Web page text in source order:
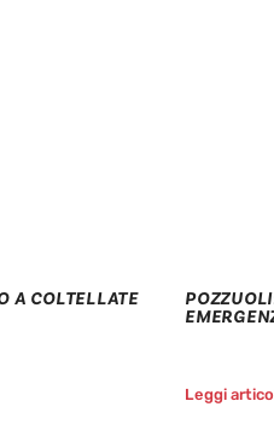
A COLTELLATE
Leggi